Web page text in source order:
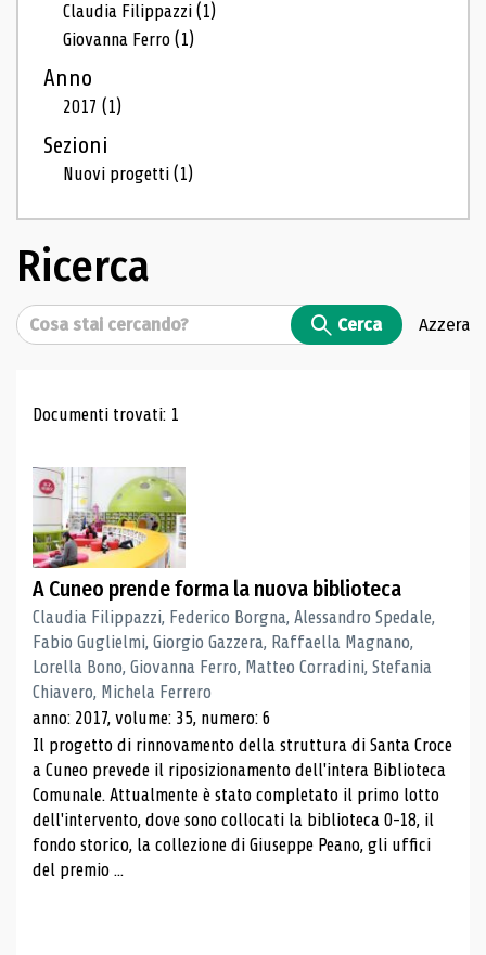
Claudia Filippazzi(1)
Giovanna Ferro(1)
Anno
2017(1)
Sezioni
Nuovi progetti(1)
Ricerca
Cerca Cerca Azzera
Risultati di ricerca
Documenti trovati: 1
A Cuneo prende forma la nuova biblioteca
Claudia Filippazzi, Federico Borgna, Alessandro Spedale,
Fabio Guglielmi, Giorgio Gazzera, Raffaella Magnano,
Lorella Bono, Giovanna Ferro, Matteo Corradini, Stefania
Chiavero, Michela Ferrero
anno: 2017, volume: 35, numero: 6
Il progetto di rinnovamento della struttura di Santa Croce
a Cuneo prevede il riposizionamento dell'intera Biblioteca
Comunale. Attualmente è stato completato il primo lotto
dell'intervento, dove sono collocati la biblioteca 0-18, il
fondo storico, la collezione di Giuseppe Peano, gli uffici
del premio ...